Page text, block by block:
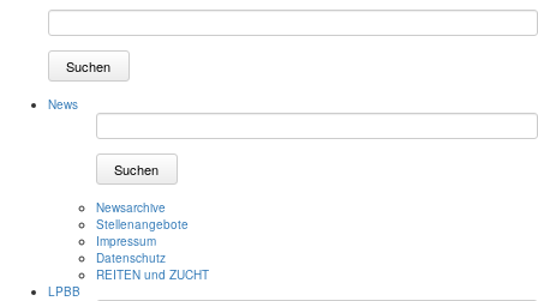
Suchen
News
Suchen
Newsarchive
Stellenangebote
Impressum
Datenschutz
REITEN und ZUCHT
LPBB